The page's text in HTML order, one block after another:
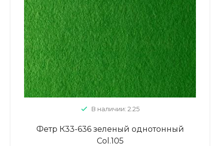
В наличии: 2.25
Фетр К33-636 зеленый однотонный
Col.105